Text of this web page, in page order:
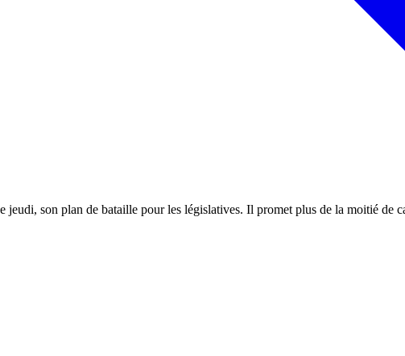
son plan de bataille pour les législatives. Il promet plus de la moitié de